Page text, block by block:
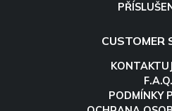
CUSTOMER
F.A.Q.
PODMÍNKY